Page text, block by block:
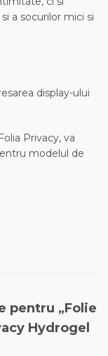
a socurilor mici si
display-ului
Privacy, va
modelul de
pentru „Folie
Hydrogel